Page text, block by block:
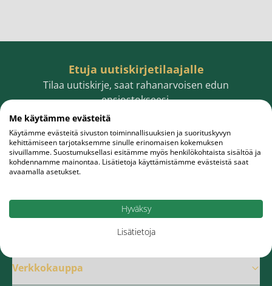
Etuja uutiskirjetilaajalle
Tilaa uutiskirje, saat rahanarvoisen edun
ensiostokseesi.
Sähköpostiosoite
Tilaa
Verkkokauppa
Me käytämme evästeitä
Käytämme evästeitä sivuston toiminnallisuuksien ja suorituskyvyn
kehittämiseen tarjotaksemme sinulle erinomaisen kokemuksen
sivuillamme. Suostumuksellasi esitämme myös henkilökohtaista sisältöä ja
kohdennamme mainontaa. Lisätietoja käyttämistämme evästeistä saat
avaamalla asetukset.
Hyväksy
Lisätietoja